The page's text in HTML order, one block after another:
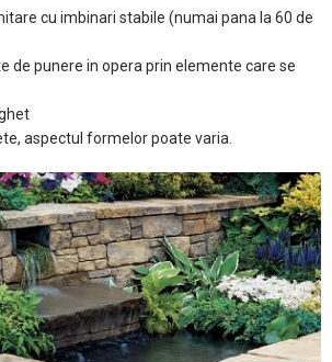
cu imbinari stabile (numai pana la 60 de
de punere in opera prin elemente care se
aspectul formelor poate varia.